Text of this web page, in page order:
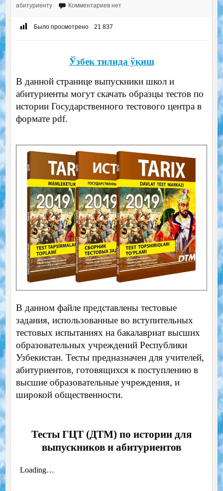
абитуриенту
Комментариев нет
Было просмотрено 21 837
Ўзбек тилида ўқиш
В данной странице выпускники школ и
абитуриенты могут скачать образцы тестов по
истории Государственного тестового центра в
формате pdf.
В данном файле представлены тестовые
задания, использованные во вступительных
тестовых испытаниях на бакалавриат высших
образовательных учреждений Республики
Узбекистан. Тесты предназначен для учителей,
абитуриентов, готовящихся к поступлению в
высшие образовательные учреждения, и
широкой общественности.
Тесты ГЦТ (ДТМ) по истории для
выпускников и абитуриентов